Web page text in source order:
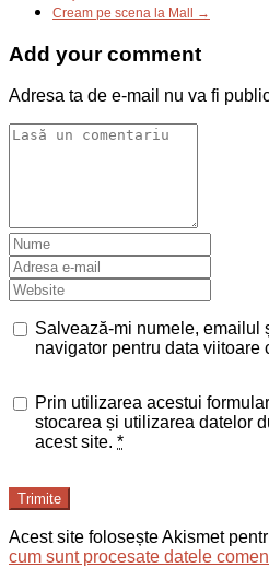
Cream pe scena la Mall →
Add your comment
Adresa ta de e-mail nu va fi
Salvează-mi numele, emailul
navigator pentru data viitoare
Prin utilizarea acestui
stocarea și utilizarea datelor
acest site. *
Trimite
Acest site folosește Akismet
cum sunt procesate datele